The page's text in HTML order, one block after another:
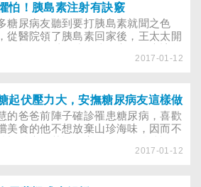
怕！胰島素注射有訣竅
糖尿病友聽到要打胰島素就聞之色
從醫院領了胰島素回家後，王太太開
才不會痛？注射胰島素有什麼小撇
島素比你想像的簡單，而且不會
」鼓勵病友學習自我照護，熟能生巧
便能藉由打胰島素良好地控制血糖，
跟糖尿病共處。
2017-01-12
起伏壓力大，安撫糖尿病友這樣做
的爸爸前陣子確診罹患糖尿病，喜歡
美食的他不想放棄山珍海味，因而不
教師，希望找到好的溝通方法、讓他願
2017-01-12